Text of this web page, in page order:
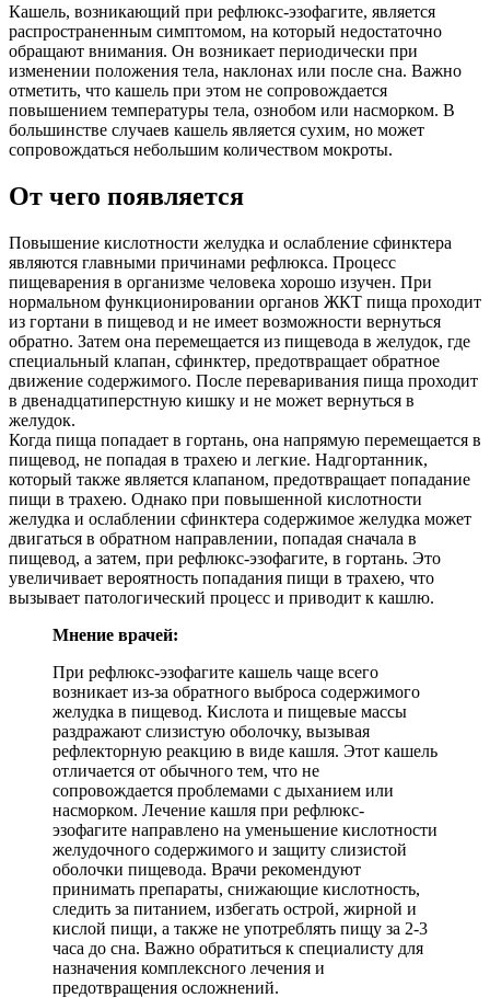
Кашель, возникающий при рефлюкс-эзофагите, является
распространенным симптомом, на который недостаточно
обращают внимания. Он возникает периодически при
изменении положения тела, наклонах или после сна. Важно
отметить, что кашель при этом не сопровождается
повышением температуры тела, ознобом или насморком. В
большинстве случаев кашель является сухим, но может
сопровождаться небольшим количеством мокроты.
От чего появляется
Повышение кислотности желудка и ослабление сфинктера
являются главными причинами рефлюкса. Процесс
пищеварения в организме человека хорошо изучен. При
нормальном функционировании органов ЖКТ пища проходит
из гортани в пищевод и не имеет возможности вернуться
обратно. Затем она перемещается из пищевода в желудок, где
специальный клапан, сфинктер, предотвращает обратное
движение содержимого. После переваривания пища проходит
в двенадцатиперстную кишку и не может вернуться в
желудок.
Когда пища попадает в гортань, она напрямую перемещается в
пищевод, не попадая в трахею и легкие. Надгортанник,
который также является клапаном, предотвращает попадание
пищи в трахею. Однако при повышенной кислотности
желудка и ослаблении сфинктера содержимое желудка может
двигаться в обратном направлении, попадая сначала в
пищевод, а затем, при рефлюкс-эзофагите, в гортань. Это
увеличивает вероятность попадания пищи в трахею, что
вызывает патологический процесс и приводит к кашлю.
Мнение врачей:
При рефлюкс-эзофагите кашель чаще всего
возникает из-за обратного выброса содержимого
желудка в пищевод. Кислота и пищевые массы
раздражают слизистую оболочку, вызывая
рефлекторную реакцию в виде кашля. Этот кашель
отличается от обычного тем, что не
сопровождается проблемами с дыханием или
насморком. Лечение кашля при рефлюкс-
эзофагите направлено на уменьшение кислотности
желудочного содержимого и защиту слизистой
оболочки пищевода. Врачи рекомендуют
принимать препараты, снижающие кислотность,
следить за питанием, избегать острой, жирной и
кислой пищи, а также не употреблять пищу за 2-3
часа до сна. Важно обратиться к специалисту для
назначения комплексного лечения и
предотвращения осложнений.